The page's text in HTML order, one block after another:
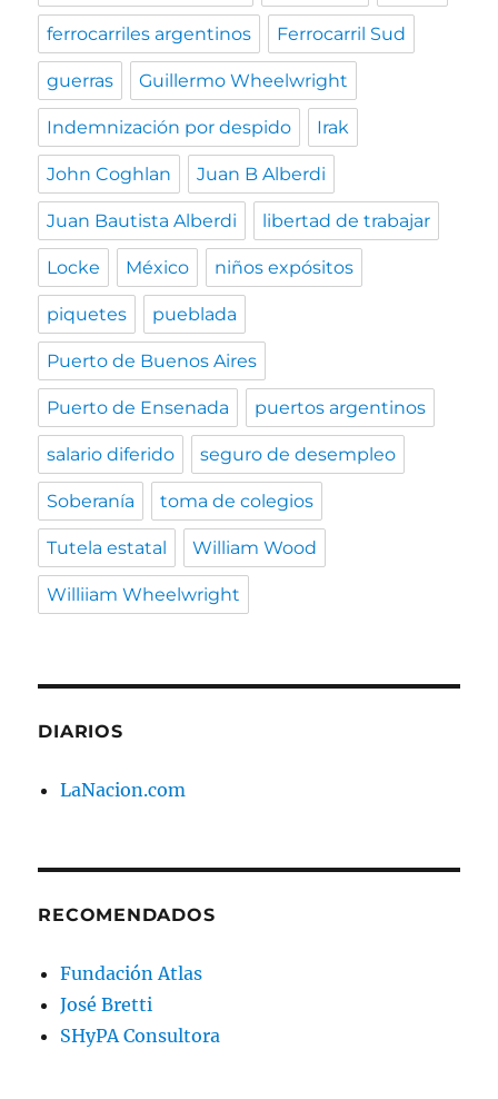
ferrocarriles argentinos Ferrocarril Sud
guerras Guillermo Wheelwright
Indemnización por despido Irak
John Coghlan Juan B Alberdi
Juan Bautista Alberdi libertad de trabajar
Locke México niños expósitos
piquetes pueblada
Puerto de Buenos Aires
Puerto de Ensenada puertos argentinos
salario diferido seguro de desempleo
Soberanía toma de colegios
Tutela estatal William Wood
Williiam Wheelwright
DIARIOS
LaNacion.com
RECOMENDADOS
Fundación Atlas
José Bretti
SHyPA Consultora